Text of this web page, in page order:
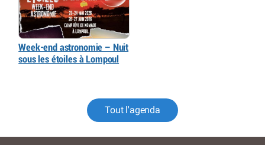
Week-end astronomie – Nuit
sous les étoiles à Lompoul
Tout l'agenda